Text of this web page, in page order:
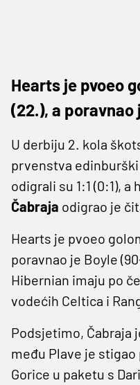
Hearts je pvoeo
(22.), a poravnao
U derbiju 2. kola
prvenstva
odigrali su 1:1 (0:1),
Čabraja odigrao je
Hearts je pvoeo
poravnao je Boyle
Hibernian imaju po
vodećih Celtica i
Podsjetimo, Čabraja
među Plave je
Gorice u paketu s